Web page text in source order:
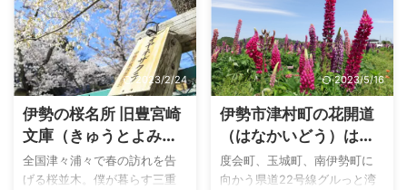
2023/2/24
伊勢の桜名所 旧豊宮崎
文庫（きゅうとよみや
ざきぶんこ）のオヤネ
ザクラを眺める
全国津々浦々で春の訪れを告
げる桜並木。僕が暮らす三重
2023/5/16
伊勢市津村町の花開道
（はなかいどう）は、
春終盤を満喫できる花
畑スポット
度会町、玉城町、南伊勢町に
向かう県道22号線グルっと湾